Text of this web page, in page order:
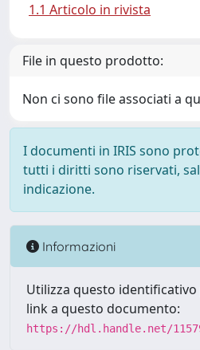
1.1 Articolo in rivista
File in questo prodotto:
Non ci sono file associati a
I documenti in IRIS sono
tutti i diritti sono riservati,
indicazione.
Informazioni
Utilizza questo
link a questo documento:
https://hdl.handle.net/